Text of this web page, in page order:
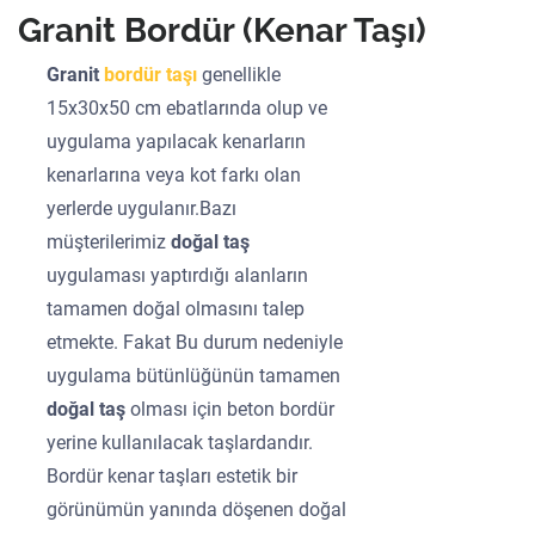
Granit Bordür (Kenar Taşı)
Granitbordür taşı genellikle
15x30x50 cm ebatlarında olup ve
uygulama yapılacak kenarların
kenarlarına veya kot farkı olan
yerlerde uygulanır.Bazı
müşterilerimizdoğal taş
uygulaması yaptırdığı alanların
tamamen doğal olmasını talep
etmekte. Fakat Bu durum nedeniyle
uygulama bütünlüğünün tamamen
doğal taşolması için beton bordür
yerine kullanılacak taşlardandır.
Bordür kenar taşları estetik bir
görünümün yanında döşenen doğal